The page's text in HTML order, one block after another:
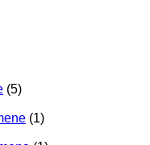
(5)
(1)